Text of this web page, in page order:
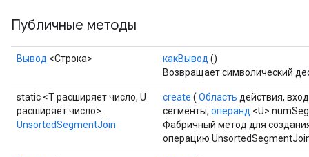
Публичные методы
Вывод <Строка> какВывод ()
Возвращает символический
static <T расширяет число, U
расширяет число>
UnsortedSegmentJoin
create ( Область действия,
сегменты, операнд <U>
Фабричный метод для
операцию